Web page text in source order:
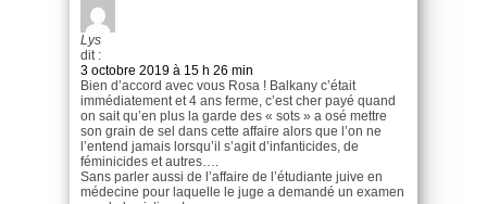
Lys
dit :
3 octobre 2019 à 15 h 26 min
Bien d’accord avec vous Rosa ! Balkany c’était
immédiatement et 4 ans ferme, c’est cher payé quand
on sait qu’en plus la garde des « sots » a osé mettre
son grain de sel dans cette affaire alors que l’on ne
l’entend jamais lorsqu’il s’agit d’infanticides, de
féminicides et autres….
Sans parler aussi de l’affaire de l’étudiante juive en
médecine pour laquelle le juge a demandé un examen